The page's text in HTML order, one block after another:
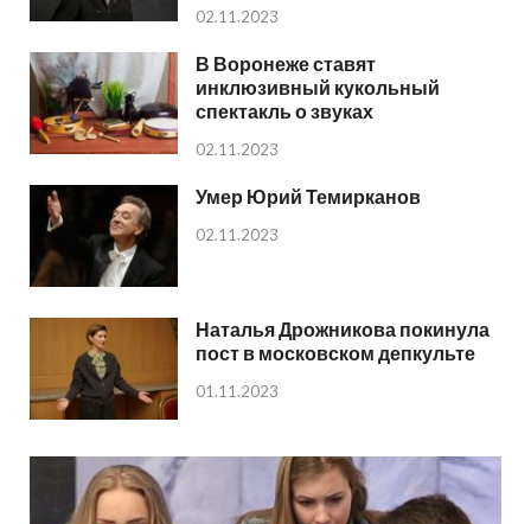
02.11.2023
В Воронеже ставят
инклюзивный кукольный
спектакль о звуках
02.11.2023
Умер Юрий Темирканов
02.11.2023
Наталья Дрожникова покинула
пост в московском депкульте
01.11.2023